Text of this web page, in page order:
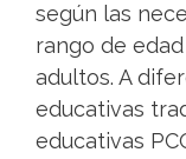
según las
rango de
adultos. A
educativas
educativas